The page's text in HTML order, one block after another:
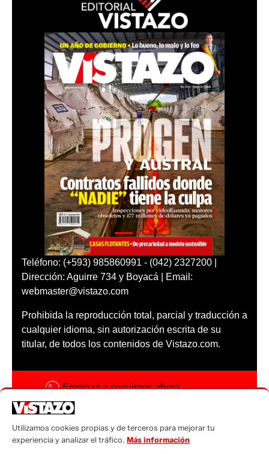
Teléfono: (+593) 985860991 - (042) 2327200 |
Dirección: Aguirre 734 y Boyacá | Email:
webmaster@vistazo.com
Prohibida la reproducción total, parcial y traducción a
cualquier idioma, sin autorización escrita de su
titular, de todos los contenidos de Vistazo.com.
Empieza a seguirnos ahora
Código ética
Utilizamos cookies propias y de terceros para mejorar tu
experiencia y analizar el tráfico. Más información